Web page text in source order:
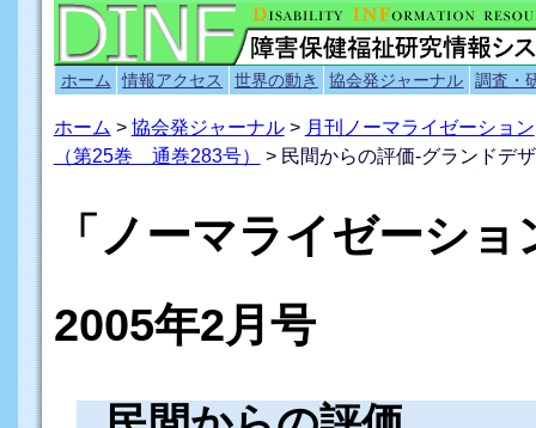
ホーム 情報アクセス 世界の動き 協会発ジャーナル 調査・
ホーム > 協会発ジャーナル> 月刊ノーマライゼーション
（第25巻 通巻283号）
> 民間からの評価-グランドデ
「ノーマライゼー
2005年2月号